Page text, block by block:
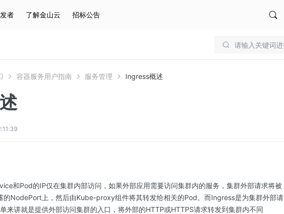
者 了解金山云 招标公告
容器服务用户指南 服务管理 Ingress概述
和Pod的IP仅在集群内部访问，如果外部应用需要访问集群内的服务，集群外部请求将被
的NodePort上，然后由Kube-proxy组件将其转发给相关的Pod。而Ingress是为集群外部请
来讲就是提供外部访问集群的入口，将外部的HTTP或HTTPS请求转发到集群内不同